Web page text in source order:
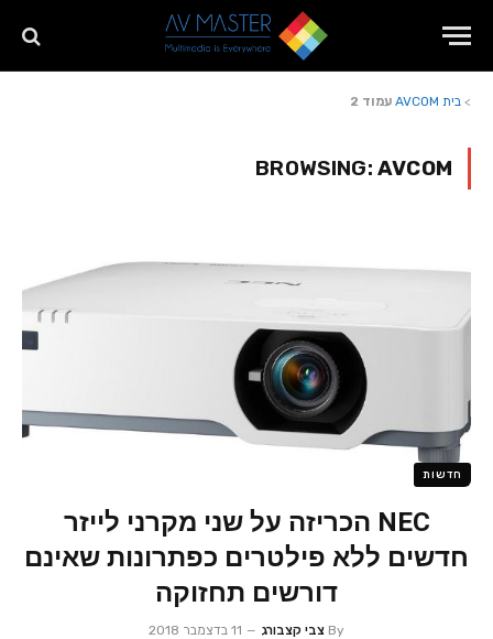
> בית AVCOM עמוד 2
BROWSING:AVCOM
חדשות
NEC הכריזה על שני מקרני לייזר
חדשים ללא פילטרים כפתרונות שאינם
דורשים תחזוקה
By צבי קצבורג 11 בדצמבר 2018